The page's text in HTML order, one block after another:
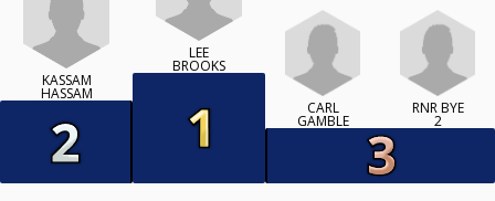
KASSAM
HASSAM
LEE
BROOKS
CARL
GAMBLE
RNR BYE
2